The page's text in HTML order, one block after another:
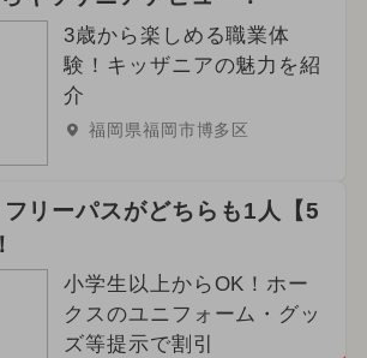
3歳から楽しめる職業体
験！キッザニアの魅力を紹
介
福岡県福岡市博多区
リーパスがどちらも1人【5
小学生以上からOK！ホー
クスのユニフォーム・グッ
ズ等提示で割引